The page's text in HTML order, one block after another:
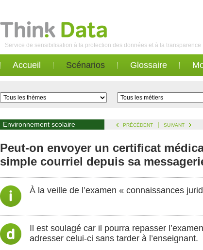
Service de sensibilisation à la protection des données et à la transparence
Accueil Scénarios Glossaire
Environnement scolaire PRÉCÉDENT | SUIVANT
Peut-on envoyer un certificat
simple courriel depuis sa
À la veille de l’examen « connaissances
Il est soulagé car il pourra repasser
adresser celui-ci sans tarder à l’enseignant.